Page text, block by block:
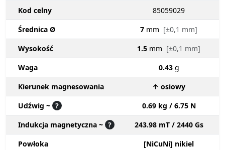
Kod celny
85059029
Średnica Ø
7 mm [±0,1 mm]
Wysokość
1.5 mm [±0,1 mm]
Waga
0.43 g
Kierunek magnesowania
↑ osiowy
Udźwig ~ ?
0.69 kg / 6.75 N
Indukcja magnetyczna ~ ?
243.98 mT / 2440 Gs
Powłoka
[NiCuNi] nikiel